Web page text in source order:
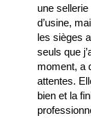
une sellerie
d’usine,
les sièges
seuls que
moment, a
attentes.
bien et la